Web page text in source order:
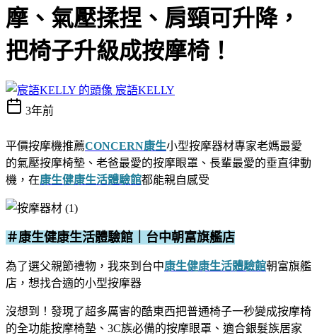
摩、氣壓揉捏、肩頸可升降，
把椅子升級成按摩椅！
宸語KELLY
3年前
平價按摩機推薦CONCERN康生小型按摩器材專家老媽最愛
的氣壓按摩椅墊、老爸最愛的按摩眼罩、長輩最愛的垂直律動
機，在康生健康生活體驗館都能親自感受
＃康生健康生活體驗館｜台中朝富旗艦店
為了選父親節禮物，我來到台中康生健康生活體驗館朝富旗艦
店，想找合適的小型按摩器
沒想到！發現了超多厲害的酷東西把普通椅子一秒變成按摩椅
的全功能按摩椅墊、3C族必備的按摩眼罩、適合銀髮族居家